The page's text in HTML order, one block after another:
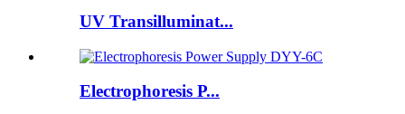
UV Transilluminat...
Electrophoresis P...